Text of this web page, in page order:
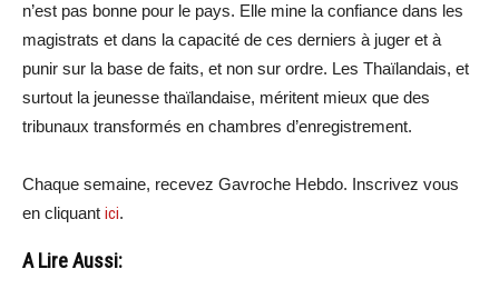
n’est pas bonne pour le pays. Elle mine la confiance dans les
magistrats et dans la capacité de ces derniers à juger et à
punir sur la base de faits, et non sur ordre. Les Thaïlandais, et
surtout la jeunesse thaïlandaise, méritent mieux que des
tribunaux transformés en chambres d’enregistrement.
Chaque semaine, recevez Gavroche Hebdo. Inscrivez vous
en cliquant ici.
A Lire Aussi: